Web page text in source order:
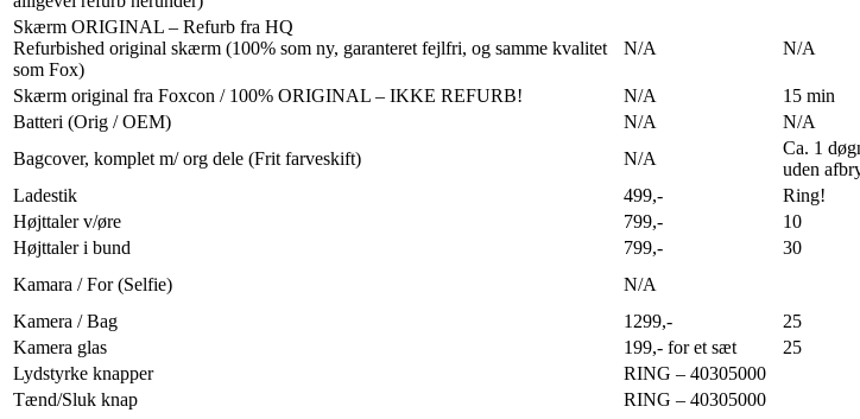
Skærm ORIGINAL – Refurb fra HQ
Refurbished original skærm (100% som ny, garanteret fejlfri, og samme kvalitet
som Fox)
N/A N/A
Skærm original fra Foxcon / 100% ORIGINAL – IKKE REFURB! N/A 15 min
Batteri (Orig / OEM)
N/A N/A
Bagcover, komplet m/ org dele (Frit farveskift)
N/A
Ca. 1
uden
Ladestik
499,- Ring!
Højttaler v/øre
799,- 10
Højttaler i bund
799,- 30
Kamara / For (Selfie)
N/A
Kamera / Bag
1299,- 25
Kamera glas
199,- for et sæt 25
Lydstyrke knapper
RING – 40305000
Tænd/Sluk knap
RING – 40305000